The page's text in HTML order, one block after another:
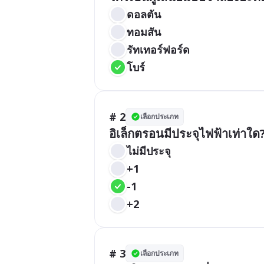
ดอลตัน
ทอมสัน
รัทเทอร์ฟอร์ด
โบร์
# 2 เลือกประเภท
อิเล็กตรอนมีประจุไฟฟ้าเท่าใด
ไม่มีประจุ
+1
-1
+2
# 3 เลือกประเภท